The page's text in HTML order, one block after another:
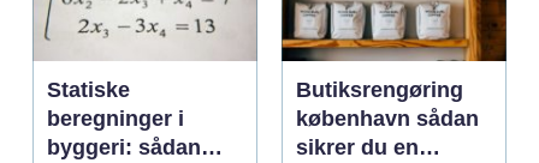
Statiske
beregninger i
byggeri: sådan
Butiksrengøring
københavn sådan
sikrer du en